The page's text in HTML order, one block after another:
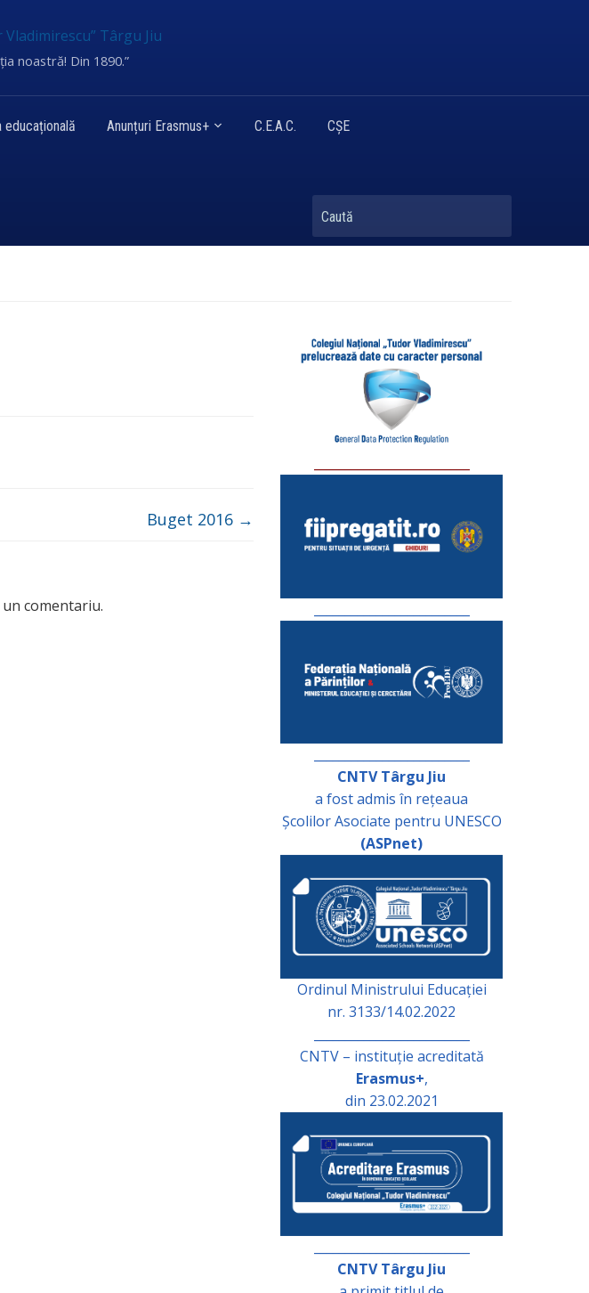
noastră! Din 1890.”
educațională Anunțuri Erasmus+ C.E.A.C. CȘE
Caută
Buget 2016 →
comentariu.
CNTV Târgu Jiu
a fost admis în rețeaua
Școlilor Asociate pentru UNESCO
(ASPnet)
Ordinul Ministrului Educației
nr. 3133/14.02.2022
CNTV – instituție acreditată
Erasmus+,
din 23.02.2021
CNTV Târgu Jiu